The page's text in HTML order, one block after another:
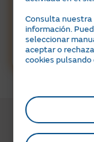
Servicio
y
Únete
Consulta nuestra
información.
seleccionar
aceptar o
cookies pulsando